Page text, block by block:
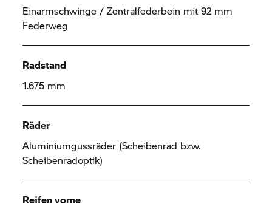
Einarmschwinge / Zentralfederbein mit 92 mm
Federweg
Radstand
1.675 mm
Räder
Aluminiumgussräder (Scheibenrad bzw.
Scheibenradoptik)
Reifen vorne